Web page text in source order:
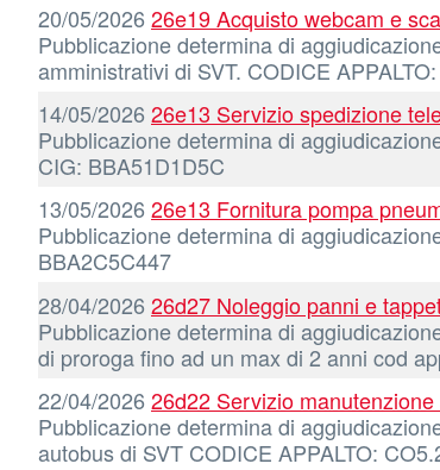
20/05/202626e19 Acquisto webcam e
Pubblicazione determina di
amministrativi di SVT. CODICE
14/05/2026 26e13 Servizio spedizione
Pubblicazione determina di
CIG: BBA51D1D5C
13/05/202626e13 Fornitura pompa
Pubblicazione determina di
BBA2C5C447
28/04/2026 26d27 Noleggio panni e
Pubblicazione determina di
di proroga fino ad un max di 2 anni cod
22/04/202626d22 Servizio
Pubblicazione determina di
autobus di SVT CODICE APPALTO: